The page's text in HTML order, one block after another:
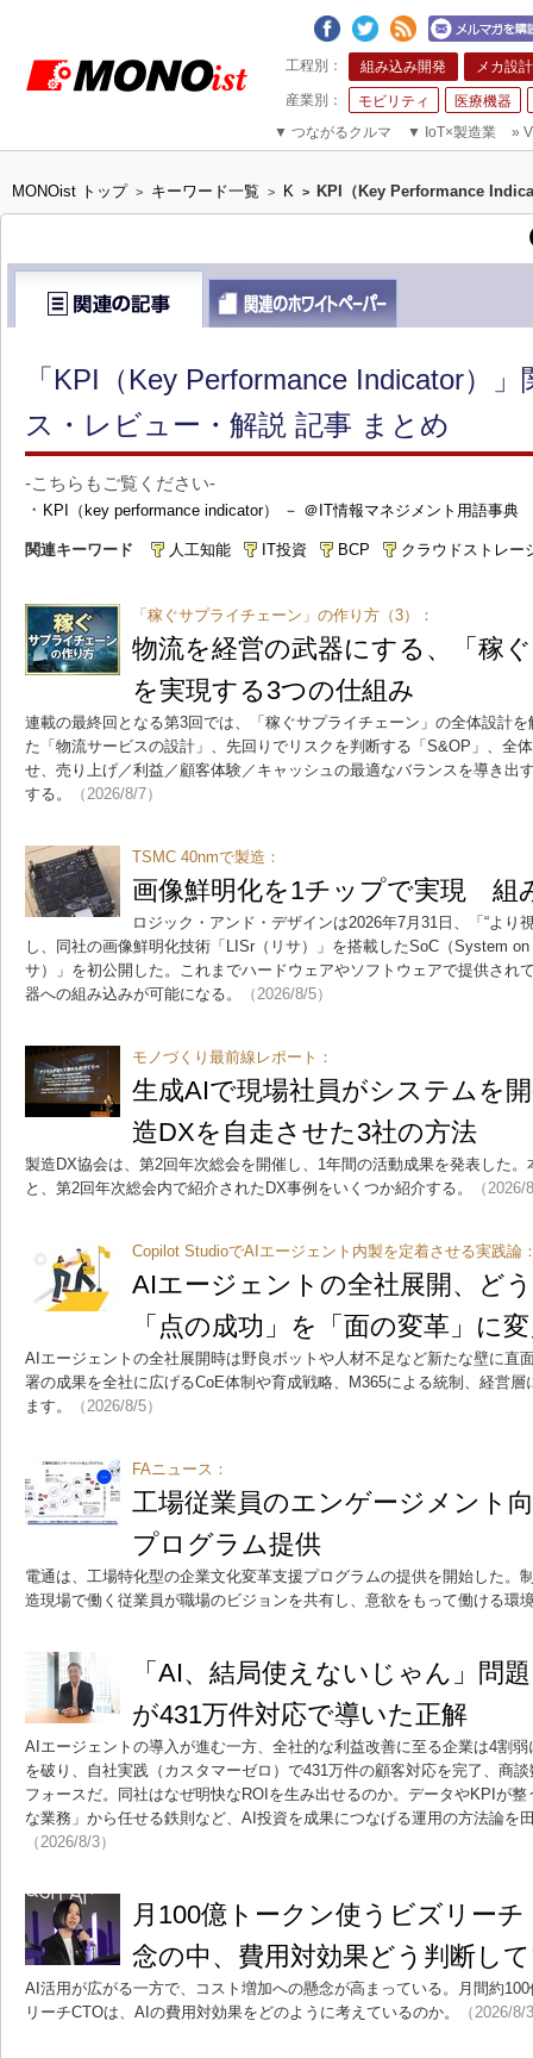
組み込み開発 メカ設計
モビリティ
医療機器
▼ つながるクルマ ▼ IoT×製造業 »
MONOist トップ > キーワード一覧 > K > KPI（Key Performance
「KPI（Key Performance Indicator）
ス・レビュー・解説 記事 まとめ
-こちらもご覧ください-
・ KPI（key performance indicator） － ＠IT情報マネジメント用語事典
関連キーワード 人工知能 IT投資 BCP クラウドストレー
「稼ぐサプライチェーン」の作り方（3）：
物流を経営の武器にする、「稼
を実現する3つの仕組み
連載の最終回となる第3回では、「稼ぐサプライチェーン」の全体設計
た「物流サービスの設計」、先回りでリスクを判断する「S&OP」、全
せ、売り上げ／利益／顧客体験／キャッシュの最適なバランスを導き出
する。
（2026/8/7）
TSMC 40nmで製造：
画像鮮明化を1チップで実現 組
ロジック・アンド・デザインは2026年7月31日、「“より
し、同社の画像鮮明化技術「LISr（リサ）」を搭載したSoC（System
サ）」を初公開した。これまでハードウェアやソフトウェアで提供され
器への組み込みが可能になる。
（2026/8/5）
モノづくり最前線レポート：
生成AIで現場社員がシステムを
造DXを自走させた3社の方法
製造DX協会は、第2回年次総会を開催し、1年間の活動成果を発表した
と、第2回年次総会内で紹介されたDX事例をいくつか紹介する。
（2026/
Copilot StudioでAIエージェント内製を定着させる実践論
AIエージェントの全社展開、
「点の成功」を「面の変革」に
AIエージェントの全社展開時は野良ボットや人材不足など新たな壁に直
署の成果を全社に広げるCoE体制や育成戦略、M365による統制、経営
ます。
（2026/8/5）
FAニュース：
工場従業員のエンゲージメント
プログラム提供
電通は、工場特化型の企業文化変革支援プログラムの提供を開始した。
造現場で働く従業員が職場のビジョンを共有し、意欲をもって働ける環
「AI、結局使えないじゃん」
が431万件対応で導いた正解
AIエージェントの導入が進む一方、全社的な利益改善に至る企業は4割
を破り、自社実践（カスタマーゼロ）で431万件の顧客対応を完了、商
フォースだ。同社はなぜ明快なROIを生み出せるのか。データやKPIが
な業務」から任せる鉄則など、AI投資を成果につなげる運用の方法論を
（2026/8/3）
月100億トークン使うビズリー
念の中、費用対効果どう判断し
AI活用が広がる一方で、コスト増加への懸念が高まっている。月間約
リーチCTOは、AIの費用対効果をどのように考えているのか。
（2026/8/